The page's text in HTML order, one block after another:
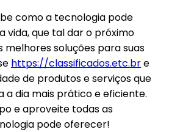
como a tecnologia pode
vida, que tal dar o próximo
soluções para suas
https://classificados.etc.bre
de produtos e serviços que
a dia mais prático e eficiente.
e aproveite todas as
pode oferecer!